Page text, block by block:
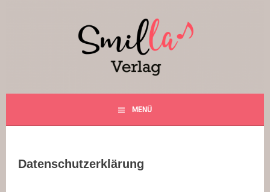
Smilla Verlag
24 Weihnachtsfantasien
MENÜ
Datenschutzerklärung